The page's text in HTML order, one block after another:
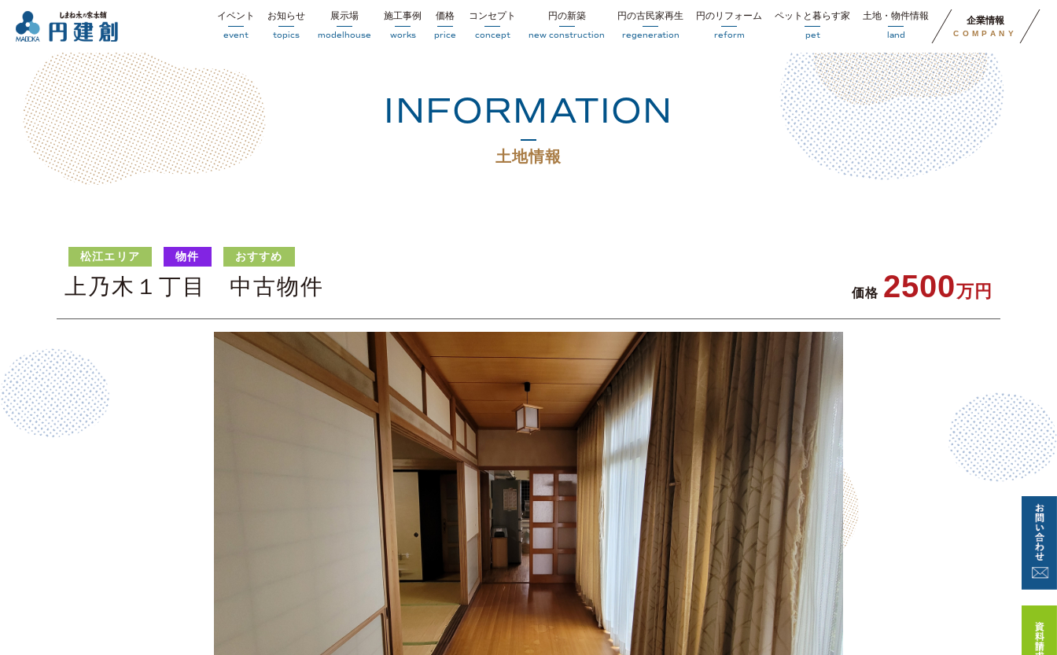
イベント
event
お知らせ
topics
展示場
modelhouse
施工事例
works
価格
price
コンセプト
concept
円の新築
new construction
円の古民家再生
regeneration
円のリフォーム
reform
ペットと暮らす家
pet
土地・物件情報
land
企業情報
COMPANY
INFORMATION
土地情報
松江エリア 物件 おすすめ
上乃木１丁目 中古物件 価格 2500万円